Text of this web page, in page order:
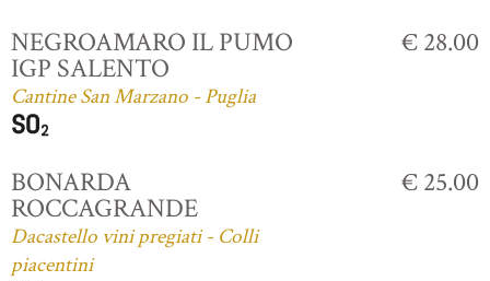
NEGROAMARO IL PUMO
IGP SALENTO
Cantine San Marzano - Puglia
€ 28.00
BONARDA
ROCCAGRANDE
Dacastello vini pregiati - Colli
piacentini
€ 25.00